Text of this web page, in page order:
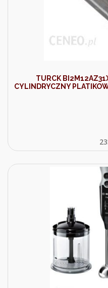
TURCK
CYLINDRYCZNY